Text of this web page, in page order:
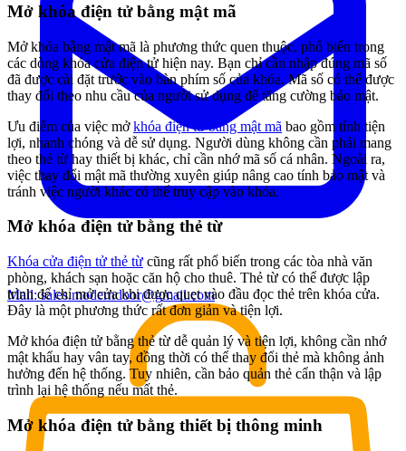
Mail:sales.moderndoor@gmail.com
Mở khóa điện tử bằng mật mã
Mở khóa bằng mật mã là phương thức quen thuộc, phổ biến trong
các dòng khóa cửa điện tử hiện nay. Bạn chỉ cần nhập đúng mã số
đã được cài đặt trước vào bàn phím số của khóa. Mã số có thể được
thay đổi theo nhu cầu của người sử dụng để tăng cường bảo mật.
Ưu điểm của việc mởkhóa điện tử bằng mật mã bao gồm tính tiện
lợi, nhanh chóng và dễ sử dụng. Người dùng không cần phải mang
theo thẻ từ hay thiết bị khác, chỉ cần nhớ mã số cá nhân. Ngoài ra,
việc thay đổi mật mã thường xuyên giúp nâng cao tính bảo mật và
tránh việc người khác có thể truy cập vào khóa.
Mở khóa điện tử bằng thẻ từ
Khóa cửa điện tử thẻ từ cũng rất phổ biến trong các tòa nhà văn
phòng, khách sạn hoặc căn hộ cho thuê. Thẻ từ có thể được lập
trình để chỉ mở cửa khi được quẹt vào đầu đọc thẻ trên khóa cửa.
Đây là một phương thức rất đơn giản và tiện lợi.
Mở khóa điện tử bằng thẻ từ dễ quản lý và tiện lợi, không cần nhớ
mật khẩu hay vân tay, đồng thời có thể thay đổi thẻ mà không ảnh
hưởng đến hệ thống. Tuy nhiên, cần bảo quản thẻ cẩn thận và lập
trình lại hệ thống nếu mất thẻ.
Mở khóa điện tử bằng thiết bị thông minh